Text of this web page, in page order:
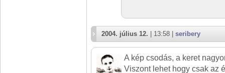
2004. július 12. | 13:58 | seribery
A kép csodás, a keret
Viszont lehet hogy csak az